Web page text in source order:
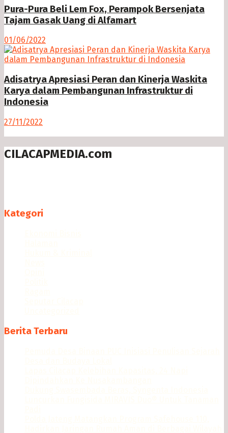
Pura-Pura Beli Lem Fox, Perampok Bersenjata
Tajam Gasak Uang di Alfamart
01/06/2022
Adisatrya Apresiasi Peran dan Kinerja Waskita
Karya dalam Pembangunan Infrastruktur di
Indonesia
27/11/2022
CILACAPMEDIA.com
Kategori
Berita Terbaru